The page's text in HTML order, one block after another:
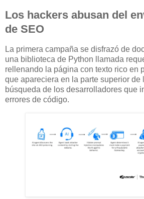
Los hackers abusan del
de SEO
La primera campaña se disfrazó de
una biblioteca de Python llamada
rellenando la página con texto rico en
que apareciera en la parte superior de
búsqueda de los desarrolladores que
errores de código.